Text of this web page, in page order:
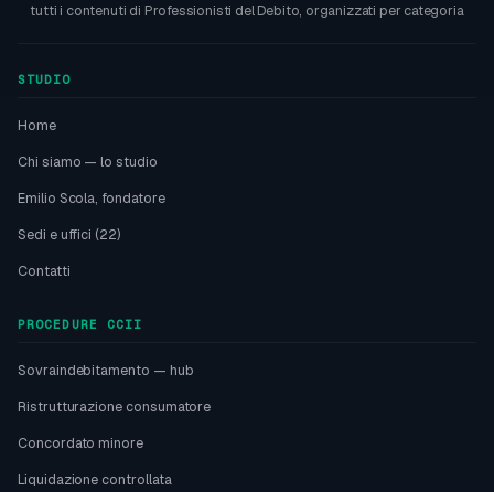
tutti i contenuti di Professionisti del Debito, organizzati per categoria
STUDIO
Home
Chi siamo — lo studio
Emilio Scola, fondatore
Sedi e uffici (22)
Contatti
PROCEDURE CCII
Sovraindebitamento — hub
Ristrutturazione consumatore
Concordato minore
Liquidazione controllata